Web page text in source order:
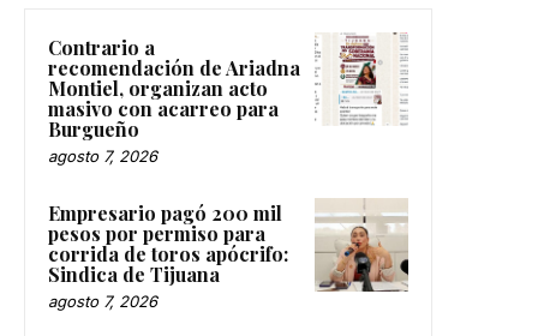
Contrario a
recomendación de Ariadna
Montiel, organizan acto
masivo con acarreo para
Burgueño
agosto 7, 2026
Empresario pagó 200 mil
pesos por permiso para
corrida de toros apócrifo:
Sindica de Tijuana
agosto 7, 2026